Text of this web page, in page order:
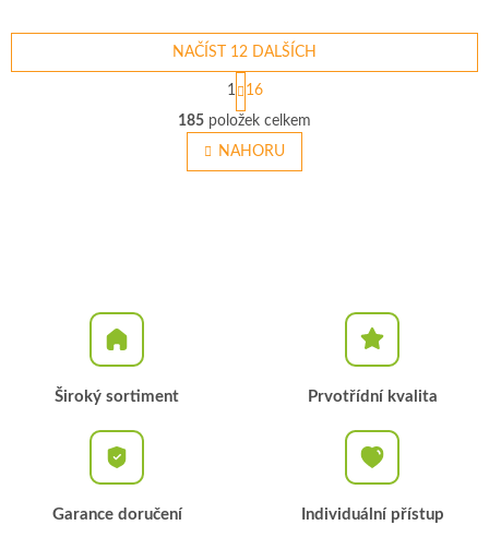
O
v
l
á
NAČÍST 12 DALŠÍCH
S
t
r
á
n
k
1
16
185 položek celkem
NAHORU
Široký sortiment Prvotřídní kvalita
Garance doručení Individuální přístup